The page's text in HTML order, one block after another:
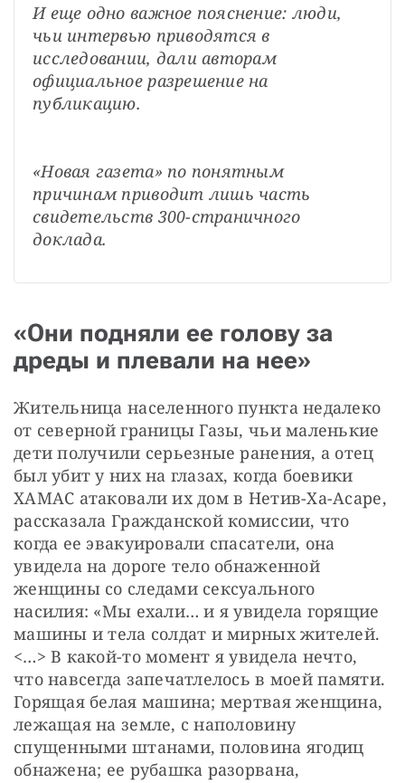
И еще одно важное пояснение: люди,
чьи интервью приводятся в
исследовании, дали авторам
официальное разрешение на
публикацию.
«Новая газета» по понятным
причинам приводит лишь часть
свидетельств 300-страничного
доклада.
«Они подняли ее голову за
дреды и плевали на нее»
Жительница населенного пункта недалеко
от северной границы Газы, чьи маленькие
дети получили серьезные ранения, а отец
был убит у них на глазах, когда боевики
ХАМАС атаковали их дом в Нетив-Ха-Асаре,
рассказала Гражданской комиссии, что
когда ее эвакуировали спасатели, она
увидела на дороге тело обнаженной
женщины со следами сексуального
насилия: «Мы ехали… и я увидела горящие
машины и тела солдат и мирных жителей.
<…> В какой-то момент я увидела нечто,
что навсегда запечатлелось в моей памяти.
Горящая белая машина; мертвая женщина,
лежащая на земле, с наполовину
спущенными штанами, половина ягодиц
обнажена; ее рубашка разорвана,